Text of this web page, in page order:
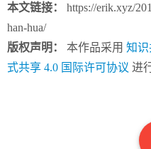
本文链接：
https://erik.xyz/
han-hua/
版权声明：
本作品采用 知识
式共享 4.0 国际许可协议 进